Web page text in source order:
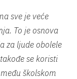
sve je veće
To je osnova
za ljude obolele
se koristi
školskom